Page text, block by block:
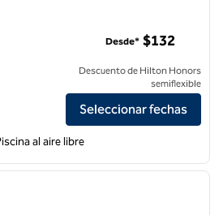
Suites by Hilton Anaheim-Main
Desde* $132
Descuento de Hilton Honors
semiflexible
Seleccionar fechas
al aire libre